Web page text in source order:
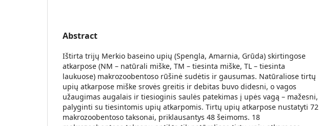
Abstract
Ištirta trijų Merkio baseino upių (Spengla, Amarnia, Grūda) skirtingose
atkarpose (NM – natūrali miške, TM – tiesinta miške, TL – tiesinta
laukuose) makrozoobentoso rūšinė sudėtis ir gausumas. Natūraliose tirtų
upių atkarpose miške srovės greitis ir debitas buvo didesni, o vagos
užaugimas augalais ir tiesioginis saulės patekimas į upės vagą – mažesni,
palyginti su tiesintomis upių atkarpomis. Tirtų upių atkarpose nustatyti 72
makrozoobentoso taksonai, priklausantys 48 šeimoms. 18